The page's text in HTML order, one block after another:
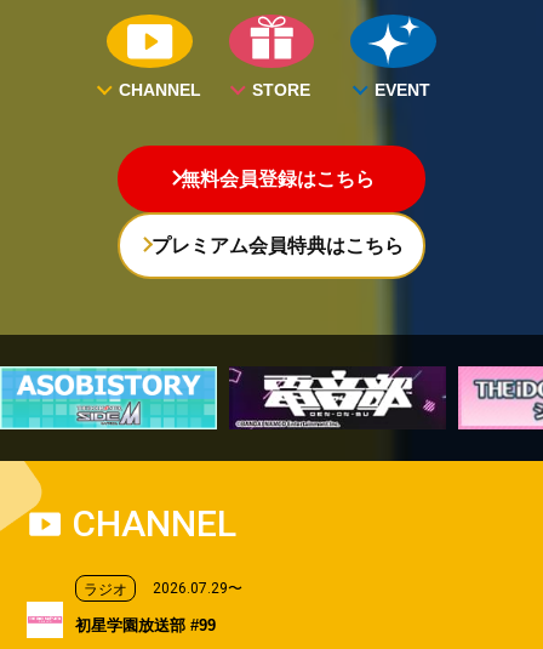
EVENT
その他先行受付
プレミアム会員とは
CHANNEL STORE EVENT
無料会員登録はこちら
プレミアム会員特典はこちら
CHANNEL
ラジオ 2026.07.29〜
初星学園放送部 #99